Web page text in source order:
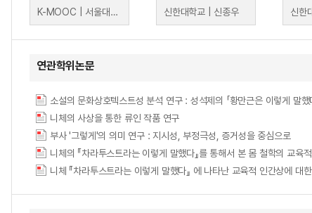
K-MOOC | 서울대학교 박찬국
신한대학교 | 신종우
신한
연관학위논문
니체의 사상을 통한 류인 작품 연구
부사 '그렇게'의 의미 연구 : 지시성, 부정극성, 증거성을 중심으로
니체의 『차라투스트라는 이렇게 말했다』를 통해서 본 몸 철학의 교육
니체 『차라투스트라는 이렇게 말했다』 에 나타난 교육적 인간상에 대